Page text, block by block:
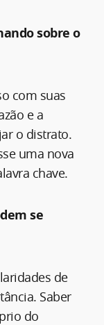
sobre o
com suas
e a
o distrato.
uma nova
chave.
se
de
Saber
do